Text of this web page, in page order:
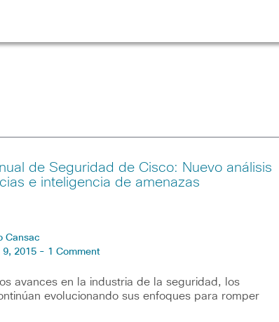
de Seguridad de Cisco: Nuevo análisis
e inteligencia de amenazas
Cansac
9, 2015 - 1 Comment
avances en la industria de la seguridad, los
evolucionando sus enfoques para romper